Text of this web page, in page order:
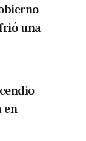
una
en